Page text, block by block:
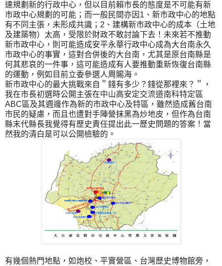
速規劃新的行政中心，但以目前賴市長的態度是不可能有新
市政中心規劃的可能；而一般民間亦因1、新市政中心的地點
有不同主張，未形成共識；2、建構新市政中心的成本（土地
及建築物）太高，受限於財政不敢討論下去！未來若不推動
新市政中心，則可能造成安平永華行政中心成為大台南永久
市政中心的事實，這對合併後的大台南，尤其是原台南縣是
何其悲哀的一件事，這可能造成有人要推動重新恢復台南縣
的運動，例如目前立委參選人周賜海。
新市政中心的最大挑戰來自＂錢有多少？錢從那裡來？＂，
我在市長初選時公開主張在中山高安定交流道南科特定區
ABC區及其週邊作為新的市政中心及特區，雖然造成舊台南
市民的疑慮，而且也遭對手陣營抹黑為炒地皮，但作為台南
縣末代縣長我覺得有歷史責任提出此一歷史問題的答案！當
然我的清白是可以公開檢驗的。
有幾個熱門地點，如炮校、平實營區、台灣歷史博物館旁，